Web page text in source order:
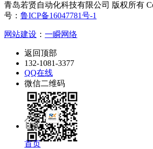
青岛若贤自动化科技有限公司 版权所有
号： 鲁ICP备16047781号-1
网站建设 ： 一瞬网络
返回顶部
132-1081-3377
QQ在线
微信二维码
首页